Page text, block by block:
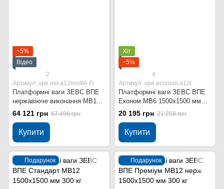
−5%
Відео
2
Артикул: vpe.ner.a12essWi-Fi
Платформні ваги ЗЕВС ВПЕ
нержавіюче виконання МВ12
1500x1500 мм 300 кг Wi-Fi
64 121 грн 67 496 грн
Купити
Хіт
−5%
4
Артикул: vpe.econom.a12l
Платформні ваги ЗЕВС ВПЕ
Економ МВ6 1500x1500 мм
300 кг
20 195 грн 21 258 грн
Купити
Подарунок Подарунок